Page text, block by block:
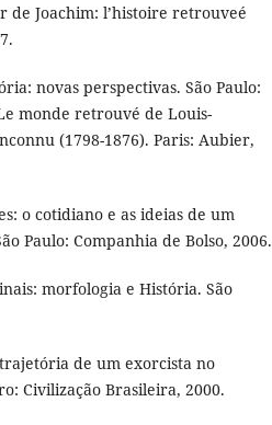
de Joachim: l’histoire retrouveé
novas perspectivas. São Paulo:
monde retrouvé de Louis-
(1798-1876). Paris: Aubier,
o cotidiano e as ideias de um
Paulo: Companhia de Bolso, 2006.
morfologia e História. São
de um exorcista no
Civilização Brasileira, 2000.